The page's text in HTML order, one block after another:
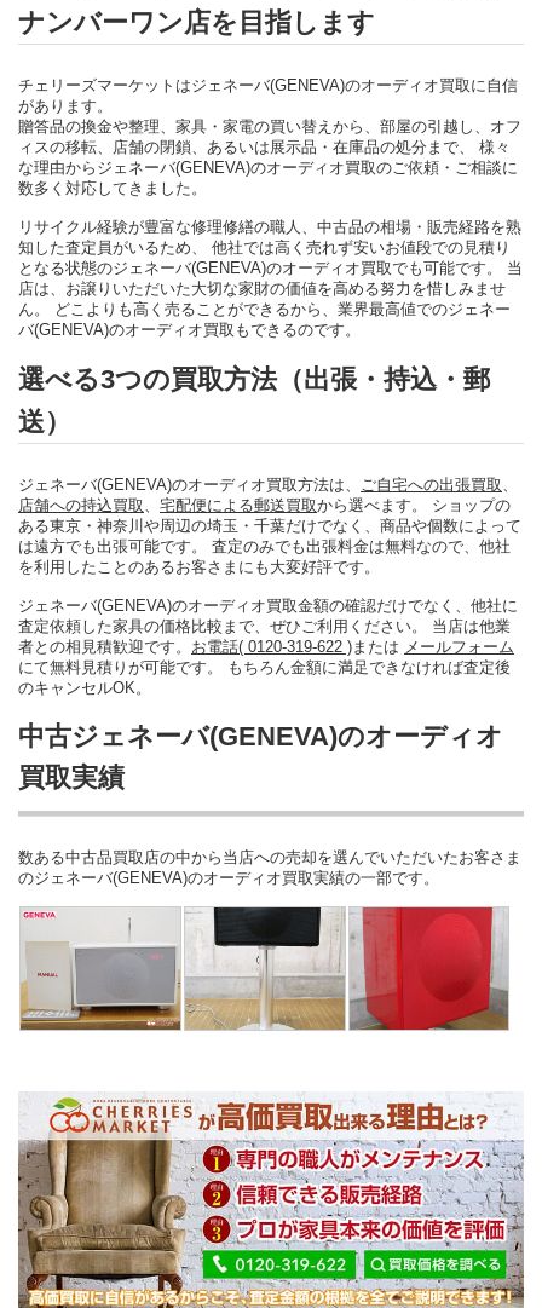
ナンバーワン店を目指します
チェリーズマーケットはジェネーバ(GENEVA)のオーディオ買取に自信
があります。
贈答品の換金や整理、家具・家電の買い替えから、部屋の引越し、オフ
ィスの移転、店舗の閉鎖、あるいは展示品・在庫品の処分まで、 様々
な理由からジェネーバ(GENEVA)のオーディオ買取のご依頼・ご相談に
数多く対応してきました。
リサイクル経験が豊富な修理修繕の職人、中古品の相場・販売経路を熟
知した査定員がいるため、 他社では高く売れず安いお値段での見積り
となる状態のジェネーバ(GENEVA)のオーディオ買取でも可能です。 当
店は、お譲りいただいた大切な家財の価値を高める努力を惜しみませ
ん。 どこよりも高く売ることができるから、業界最高値でのジェネー
バ(GENEVA)のオーディオ買取もできるのです。
選べる3つの買取方法（出張・持込・郵
送）
ジェネーバ(GENEVA)のオーディオ買取方法は、 ご自宅への出張買取
店舗への持込買取
宅配便による郵送買取から選べます。 ショップの
ある東京・神奈川や周辺の埼玉・千葉だけでなく、商品や個数によって
は遠方でも出張可能です。 査定のみでも出張料金は無料なので、他社
を利用したことのあるお客さまにも大変好評です。
ジェネーバ(GENEVA)のオーディオ買取金額の確認だけでなく、他社に
査定依頼した家具の価格比較まで、ぜひご利用ください。 当店は他業
者との相見積歓迎です。 お電話( 0120-319-622 ) または メールフォーム
にて無料見積りが可能です。 もちろん金額に満足できなければ査定後
のキャンセルOK。
中古ジェネーバ(GENEVA)のオーディオ
買取実績
数ある中古品買取店の中から当店への売却を選んでいただいたお客さま
のジェネーバ(GENEVA)のオーディオ買取実績の一部です。